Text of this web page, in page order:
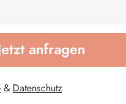
& Datenschutz